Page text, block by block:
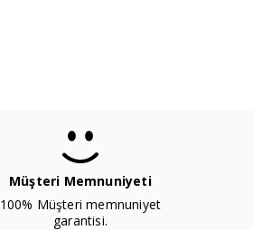
Müşteri Memnuniyeti
100% Müşteri memnuniyet
garantisi.